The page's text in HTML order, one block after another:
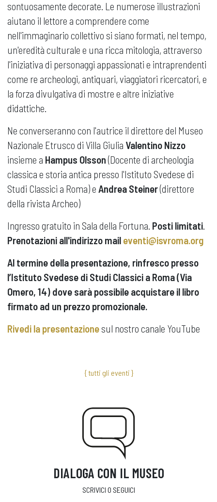
sontuosamente decorate. Le numerose illustrazioni
aiutano il lettore a comprendere come
nell'immaginario collettivo si siano formati, nel tempo,
un'eredità culturale e una ricca mitologia, attraverso
l'iniziativa di personaggi appassionati e intraprendenti
come re archeologi, antiquari, viaggiatori ricercatori, e
la forza divulgativa di mostre e altre iniziative
didattiche.
Ne converseranno con l'autrice il direttore del Museo
Nazionale Etrusco di Villa Giulia Valentino Nizzo
insieme a Hampus Olsson(Docente di archeologia
classica e storia antica presso l'Istituto Svedese di
Studi Classici a Roma) e Andrea Steiner(direttore
della rivista Archeo)
Ingresso gratuito in Sala della Fortuna. Posti limitati.
Prenotazioni all'indirizzo mail eventi@isvroma.org
Al termine della presentazione, rinfresco presso
l’Istituto Svedese di Studi Classici a Roma (Via
Omero, 14) dove sarà possibile acquistare il libro
firmato ad un prezzo promozionale.
Rivedi la presentazione sul nostro canale YouTube
{ tutti gli eventi }
DIALOGA CON IL MUSEO
SCRIVICI O SEGUICI